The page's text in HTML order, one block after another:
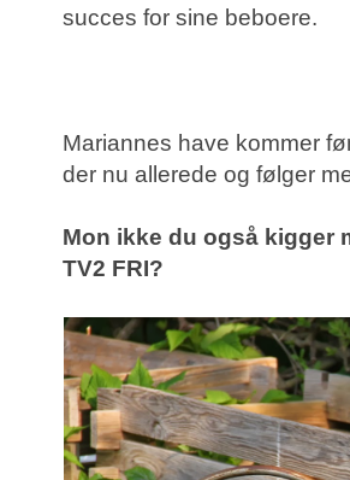
succes for sine beboere.
Mariannes have kommer
der nu allerede og følger
Mon ikke du også kigger
TV2 FRI?